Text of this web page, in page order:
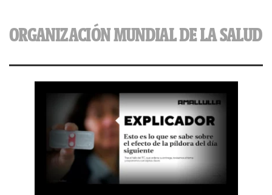
ORGANIZACIÓN MUNDIAL DE LA SALUD